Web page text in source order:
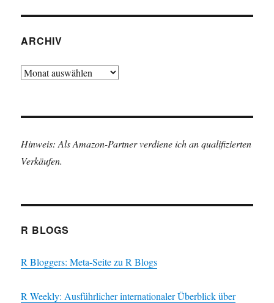
ARCHIV
Archiv
Hinweis: Als Amazon-Partner verdiene ich an qualifizierten
Verkäufen.
R BLOGS
R Bloggers: Meta-Seite zu R Blogs
R Weekly: Ausführlicher internationaler Überblick über